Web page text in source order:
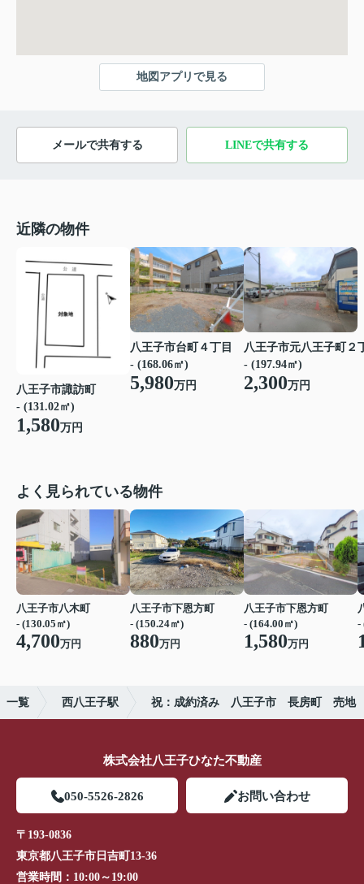
地図アプリで見る
メールで共有する LINEで共有する
近隣の物件
八王子市諏訪町
- (131.02㎡)
1,580万円
八王子市台町４丁目
- (168.06㎡)
5,980万円
八王子市元八王子町２
- (197.94㎡)
2,300万円
よく見られている物件
八王子市八木町
- (130.05㎡)
4,700万円
八王子市下恩方町
- (150.24㎡)
880万円
八王子市下恩方町
- (164.00㎡)
1,580万円
-
一覧 西八王子駅 祝：成約済み 八王子市 長房町 売地
株式会社八王子ひなた不動産
050-5526-2826 お問い合わせ
〒193-0836
東京都八王子市日吉町13-36
営業時間： 10:00～19:00